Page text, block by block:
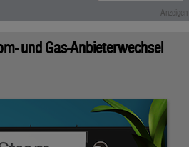
und Gas-Anbieterwechsel